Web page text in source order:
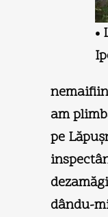
•
am
pe
dându-